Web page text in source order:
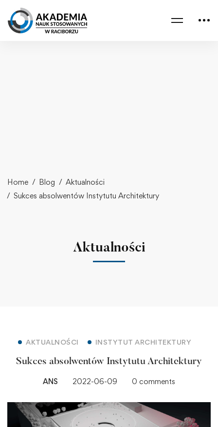
Home Blog
Aktualności
Sukces absolwentów Instytutu Architektury
Aktualności
AKTUALNOŚCI INSTYTUT ARCHITEKTURY
Sukces absolwentów Instytutu Architektury
ANS 2022-06-09 0 comments